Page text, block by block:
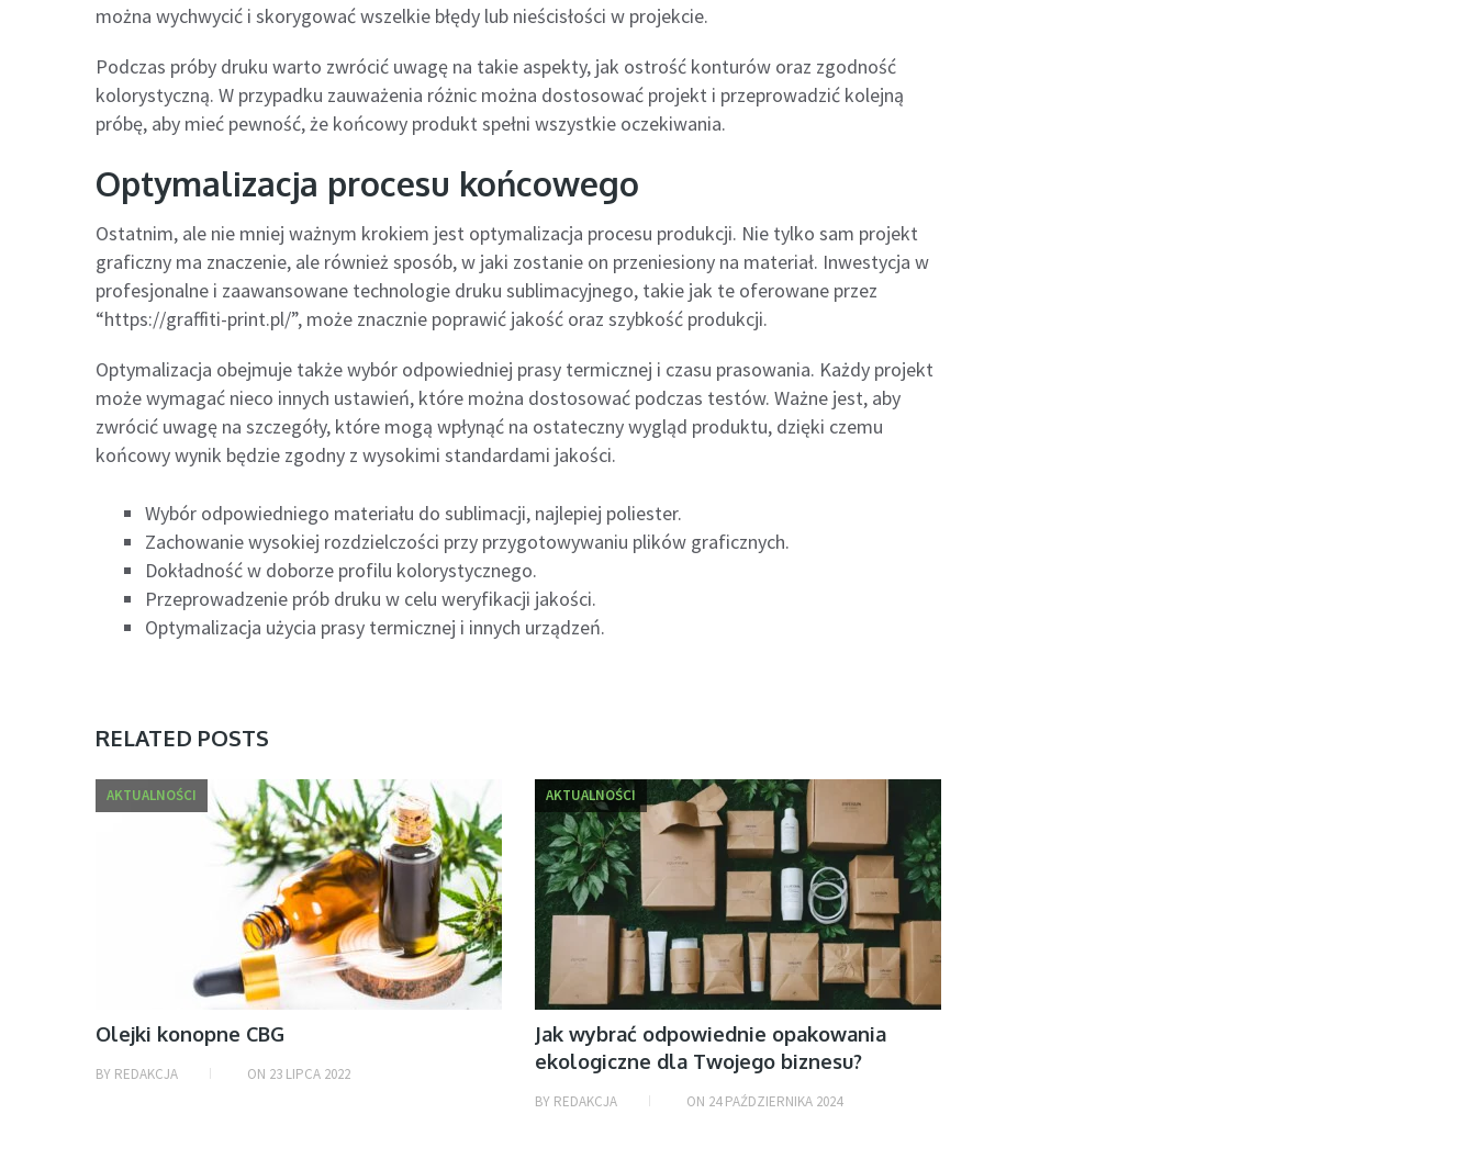
można wychwycić i skorygować wszelkie błędy lub nieścisłości w projekcie.
Podczas próby druku warto zwrócić uwagę na takie aspekty, jak ostrość konturów oraz zgodność
kolorystyczną. W przypadku zauważenia różnic można dostosować projekt i przeprowadzić kolejną
próbę, aby mieć pewność, że końcowy produkt spełni wszystkie oczekiwania.
Optymalizacja procesu końcowego
Ostatnim, ale nie mniej ważnym krokiem jest optymalizacja procesu produkcji. Nie tylko sam projekt
graficzny ma znaczenie, ale również sposób, w jaki zostanie on przeniesiony na materiał. Inwestycja w
profesjonalne i zaawansowane technologie druku sublimacyjnego, takie jak te oferowane przez
“https://graffiti-print.pl/”, może znacznie poprawić jakość oraz szybkość produkcji.
Optymalizacja obejmuje także wybór odpowiedniej prasy termicznej i czasu prasowania. Każdy projekt
może wymagać nieco innych ustawień, które można dostosować podczas testów. Ważne jest, aby
zwrócić uwagę na szczegóły, które mogą wpłynąć na ostateczny wygląd produktu, dzięki czemu
końcowy wynik będzie zgodny z wysokimi standardami jakości.
Wybór odpowiedniego materiału do sublimacji, najlepiej poliester.
Zachowanie wysokiej rozdzielczości przy przygotowywaniu plików graficznych.
Dokładność w doborze profilu kolorystycznego.
Przeprowadzenie prób druku w celu weryfikacji jakości.
Optymalizacja użycia prasy termicznej i innych urządzeń.
RELATED POSTS
AKTUALNOŚCI
Olejki konopne CBG
BY REDAKCJA ON 23 LIPCA 2022
AKTUALNOŚCI
Jak wybrać odpowiednie opakowania
ekologiczne dla Twojego biznesu?
BY REDAKCJA ON 24 PAŹDZIERNIKA 2024